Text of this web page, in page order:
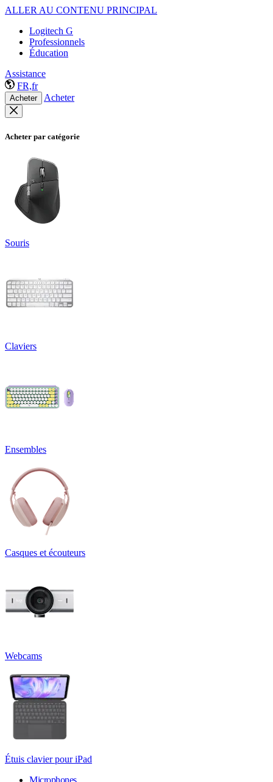
ALLER AU CONTENU PRINCIPAL
Logitech G
Professionnels
Éducation
Assistance
FR,fr
Acheter Acheter
Acheter par catégorie
Souris
Claviers
Ensembles
Casques et écouteurs
Webcams
Étuis clavier pour iPad
Microphones